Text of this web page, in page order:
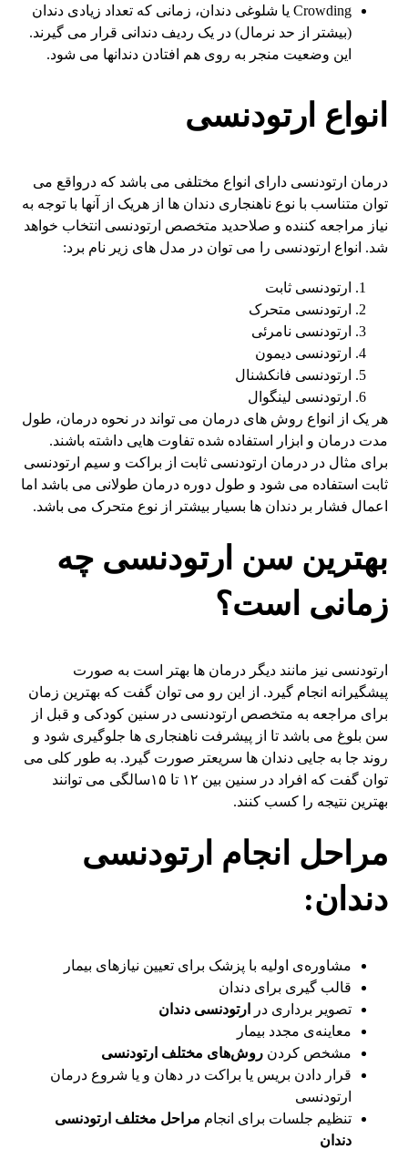
Crowding یا شلوغی دندان، زمانی که تعداد زیادی دندان
(بیشتر از حد نرمال) در یک ردیف دندانی قرار می گیرند.
این وضعیت منجر به روی هم افتادن دندانها می شود.
انواع ارتودنسی
درمان ارتودنسی دارای انواع مختلفی می باشد که درواقع می
توان متناسب با نوع ناهنجاری دندان ها از هریک از آنها با توجه به
نیاز مراجعه کننده و صلاحدید متخصص ارتودنسی انتخاب خواهد
شد. انواع ارتودنسی را می توان در مدل های زیر نام برد:
ارتودنسی ثابت
ارتودنسی متحرک
ارتودنسی نامرئی
ارتودنسی دیمون
ارتودنسی فانکشنال
ارتودنسی لینگوال
هر یک از انواع روش های درمان می تواند در نحوه درمان، طول
مدت درمان و ابزار استفاده شده تفاوت هایی داشته باشند.
برای مثال در درمان ارتودنسی ثابت از براکت و سیم ارتودنسی
ثابت استفاده می شود و طول دوره درمان طولانی می باشد اما
اعمال فشار بر دندان ها بسیار بیشتر از نوع متحرک می باشد.
بهترین سن ارتودنسی چه
زمانی است؟
ارتودنسی نیز مانند دیگر درمان ها بهتر است به صورت
پیشگیرانه انجام گیرد. از این رو می توان گفت که بهترین زمان
برای مراجعه به متخصص ارتودنسی در سنین کودکی و قبل از
سن بلوغ می باشد تا از پیشرفت ناهنجاری ها جلوگیری شود و
روند جا به جایی دندان ها سریعتر صورت گیرد. به طور کلی می
توان گفت که افراد در سنین بین ۱۲ تا ۱۵سالگی می توانند
بهترین نتیجه را کسب کنند.
مراحل انجام ارتودنسی
دندان:
مشاوره‌ی اولیه با پزشک برای تعیین نیازهای بیمار
قالب گیری برای دندان
تصویر برداری در
ارتودنسی دندان
معاینه‌ی مجدد بیمار
مشخص کردنروش‌های مختلف ارتودنسی
قرار دادن بریس یا براکت در دهان و یا شروع درمان
ارتودنسی
تنظیم جلسات برای انجام مراحل مختلف ارتودنسی
دندان